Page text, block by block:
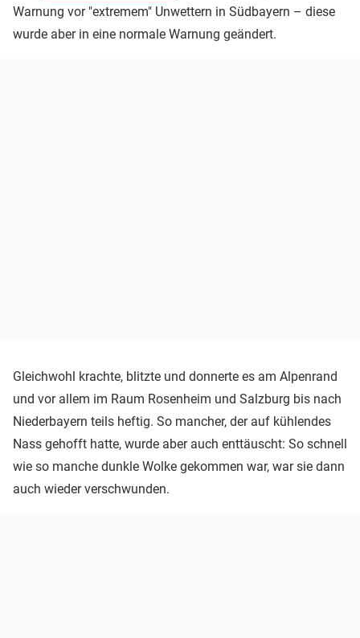
Warnung vor "extremem" Unwettern in Südbayern – diese
wurde aber in eine normale Warnung geändert.
Gleichwohl krachte, blitzte und donnerte es am Alpenrand
und vor allem im Raum Rosenheim und Salzburg bis nach
Niederbayern teils heftig. So mancher, der auf kühlendes
Nass gehofft hatte, wurde aber auch enttäuscht: So schnell
wie so manche dunkle Wolke gekommen war, war sie dann
auch wieder verschwunden.